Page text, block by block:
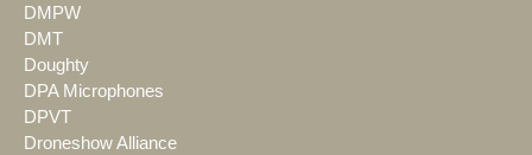
DMPW
DMT
Doughty
DPA Microphones
DPVT
Droneshow Alliance